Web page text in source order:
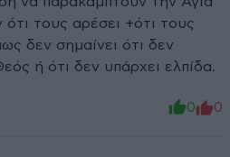
τους αρέσει +ότι τους
δεν σημαίνει ότι δεν
ή ότι δεν υπάρχει ελπίδα.
0 0